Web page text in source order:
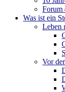
Forum
Was ist ein
Leben
Vor